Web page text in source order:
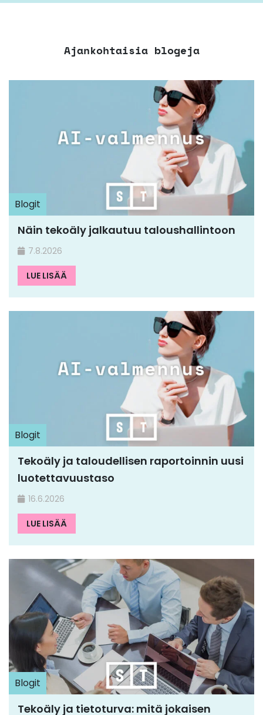
Ajankohtaisia blogeja
Blogit
Näin tekoäly jalkautuu taloushallintoon
7.8.2026
LUE LISÄÄ
Blogit
Tekoäly ja taloudellisen raportoinnin uusi
luotettavuustaso
16.6.2026
LUE LISÄÄ
Blogit
Tekoäly ja tietoturva: mitä jokaisen